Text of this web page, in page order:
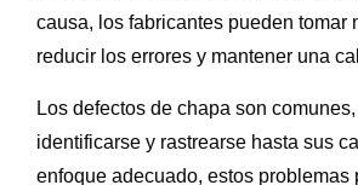
causa, los fabricantes pueden tomar
reducir los errores y mantener una
Los defectos de chapa son
identificarse y rastrearse hasta sus
enfoque adecuado, estos problemas